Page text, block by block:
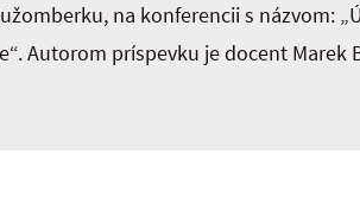
na konferencii s názvom:
Autorom príspevku je docent Marek